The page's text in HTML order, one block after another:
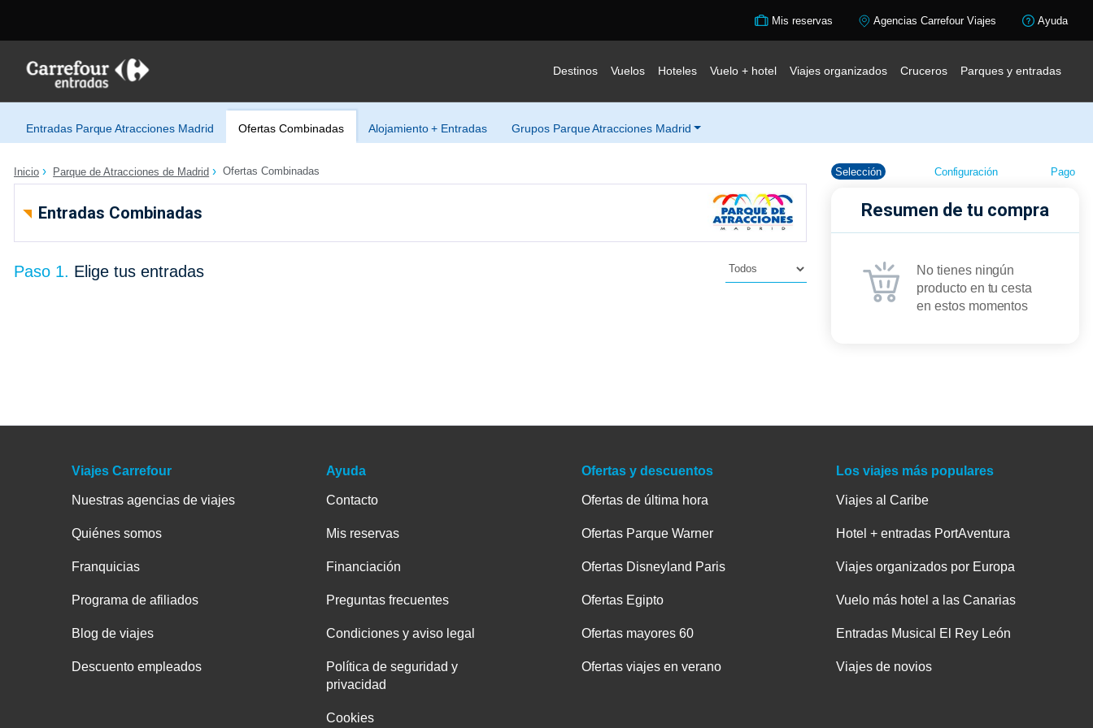
Mis reservas Agencias Carrefour Viajes Ayuda
Destinos Vuelos Hoteles Vuelo + hotel Viajes organizados Cruceros Parques y entradas
Entradas Parque Atracciones Madrid Ofertas Combinadas Alojamiento + Entradas Grupos Parque Atracciones Madrid
Inicio Parque de Atracciones de Madrid Ofertas Combinadas
Entradas Combinadas
Paso 1. Elige tus entradas
Selección Configuración Pago
Resumen de tu compra
No tienes ningún
producto en tu cesta
en estos momentos
Viajes Carrefour
Nuestras agencias de viajes
Quiénes somos
Franquicias
Programa de afiliados
Blog de viajes
Descuento empleados
Ayuda
Contacto
Mis reservas
Financiación
Preguntas frecuentes
Condiciones y aviso legal
Política de seguridad y
privacidad
Cookies
Ofertas y descuentos
Ofertas de última hora
Ofertas Parque Warner
Ofertas Disneyland Paris
Ofertas Egipto
Ofertas mayores 60
Ofertas viajes en verano
Los viajes más populares
Viajes al Caribe
Hotel + entradas PortAventura
Viajes organizados por Europa
Vuelo más hotel a las Canarias
Entradas Musical El Rey León
Viajes de novios